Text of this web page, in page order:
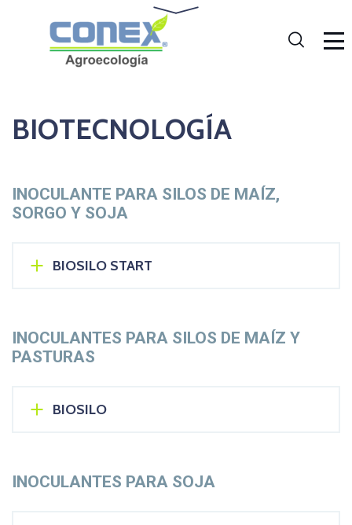
BIOTECNOLOGÍA
INOCULANTE PARA SILOS DE MAÍZ,
SORGO Y SOJA
BIOSILO START
INOCULANTES PARA SILOS DE MAÍZ Y
PASTURAS
BIOSILO
INOCULANTES PARA SOJA